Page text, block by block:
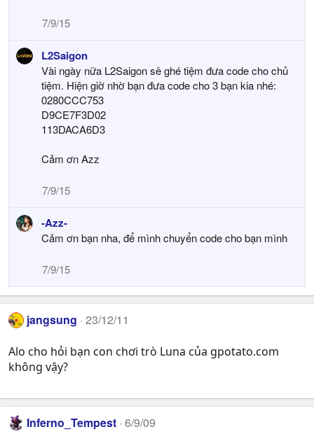
7/9/15
L2Saigon
Vài ngày nữa L2Saigon sẽ ghé tiệm đưa code cho chủ
tiệm. Hiện giờ nhờ bạn đưa code cho 3 bạn kia nhé:
0280CCC753
D9CE7F3D02
113DACA6D3
Cảm ơn Azz
7/9/15
-Azz-
Cảm ơn bạn nha, để mình chuyển code cho bạn mình
7/9/15
jangsung 23/12/11
Alo cho hỏi bạn con chơi trò Luna của gpotato.com
không vậy?
Inferno_Tempest 6/9/09